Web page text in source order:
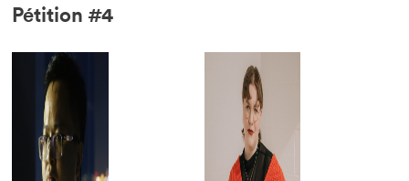
Pétition #4